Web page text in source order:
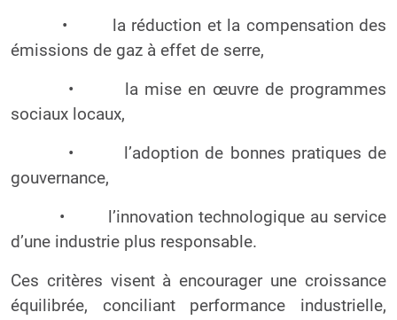
•
la réduction et la compensation des
émissions de gaz à effet de serre,
•
la mise en œuvre de programmes
sociaux locaux,
•
l’adoption de bonnes pratiques de
gouvernance,
•
l’innovation technologique au service
d’une industrie plus responsable.
Ces critères visent à encourager une croissance
équilibrée, conciliant performance industrielle,